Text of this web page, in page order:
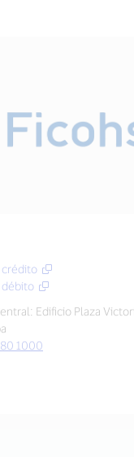
crédito
débito
Edificio Plaza
1000